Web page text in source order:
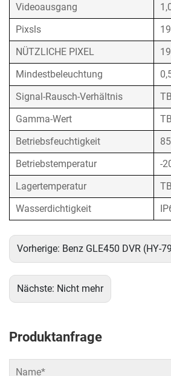
Videoausgang
Pixsls
NÜTZLICHE PIXEL
Mindestbeleuchtung
Signal-Rausch-Verhältnis
Gamma-Wert
Betriebsfeuchtigkeit
Betriebstemperatur
-
Lagertemperatur
Wasserdichtigkeit
Vorherige: Benz GLE450 DVR (HY-
Nächste: Nicht mehr
Produktanfrage